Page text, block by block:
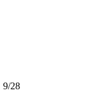
9/28